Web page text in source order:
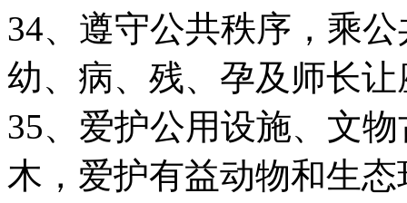
34、遵守公共秩序，乘
幼、病、残、孕及师长
35、爱护公用设施、文
木，爱护有益动物和生态